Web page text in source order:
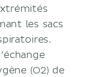
les sacs
(O2) de